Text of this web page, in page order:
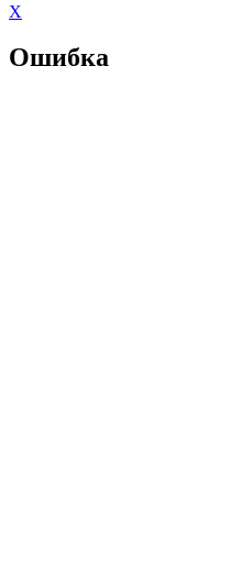
X
Ошибка